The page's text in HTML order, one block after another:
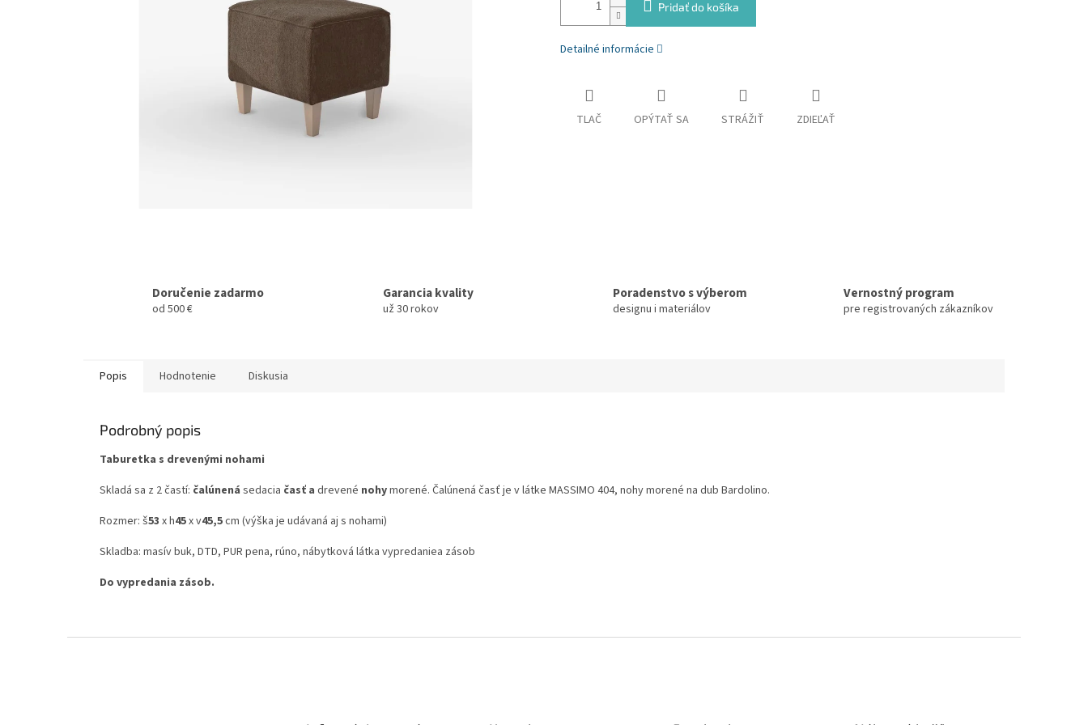
Pridať do košíka
Detailné informácie
TLAČ OPÝTAŤ SA STRÁŽIŤ ZDIEĽAŤ
Doručenie zadarmo
od 500 €
Garancia kvality
už 30 rokov
Poradenstvo s výberom
designu i materiálov
Vernostný program
pre registrovaných zákazníkov
Popis Hodnotenie Diskusia
Podrobný popis
Taburetka s drevenými nohami
Skladá sa z 2 častí: čalúnená sedacia časť a drevené nohymorené. Čalúnená časť je v látke MASSIMO 404, nohy morené na dub Bardolino.
Rozmer: š53 x h45x v45,5cm (výška je udávaná aj s nohami)
Skladba: masív buk, DTD, PUR pena, rúno, nábytková látka vypredaniea zásob
Do vypredania zásob.